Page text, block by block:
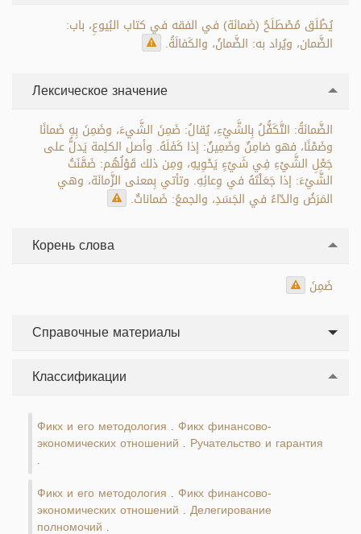
يُطْلَق مُصْطَلَحُ (ضَمانَة) في الفقه في كتاب البُيوعِ، باب:
الضَّمان، ويُراد به: الضَّمانُ، والكَفالَةُ.
Лексическое значение
الضَّمانَةُ: التَّكَفُّلُ بِالشَّيْءِ، يُقالُ: ضَمِنَ الشَّيءَ، وضَمِنَ بِهِ ضَمانًا
وضَمْنًا، فهو ضامِنٌ وضَمِينٌ: إذا كَفَلَهُ. وأصل الكلِمة يَدلُّ على
جَعْلِ الشَّيْءِ فِي شَيْءٍ يَحْوِيهِ، ومِن ذلك قَوْلُهُم: ضَمَّنَتُ
الشَّيْءَ: إذا جَعَلْتَهُ في وِعائِهِ. وتأتي بِمعنى الزَّمانَة، وهي
المَرَضُ والدّاءُ في الجَسَدِ، والجمعُ: ضَماناتٌ.
Корень слова
ضَمِنَ
Справочные материалы
Классификации
Фикх и его методология Фикх финансово-
экономических отношений Ручательство и гарантия
Фикх и его методология Фикх финансово-
экономических отношений Делегирование
полномочий